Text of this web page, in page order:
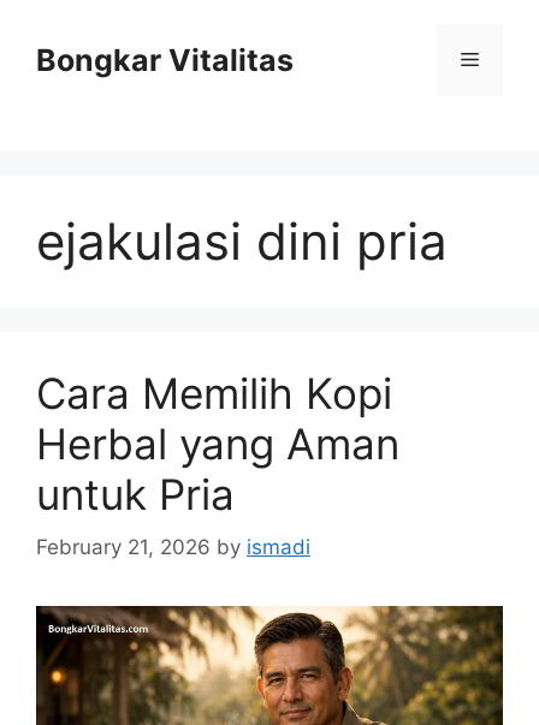
contentBongkar Vitalitas Menu
ejakulasi dini pria
Cara Memilih Kopi
Herbal yang Aman
untuk Pria
February 21, 2026 by ismadi